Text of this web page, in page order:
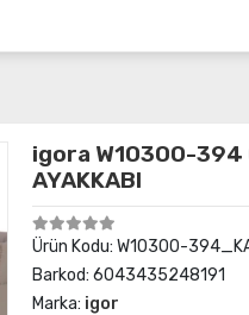
igora W10300-394
AYAKKABI
Ürün Kodu: W10300-
Barkod: 6043435248191
Marka: igor